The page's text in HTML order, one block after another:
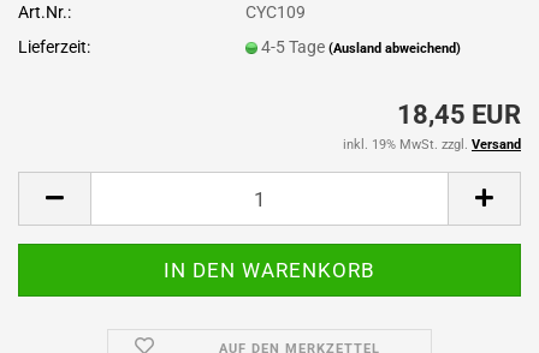
Art.Nr.:
CYC109
Lieferzeit:
4-5 Tage(Ausland abweichend)
18,45 EUR
inkl. 19% MwSt. zzgl. Versand
AUF DEN MERKZETTEL